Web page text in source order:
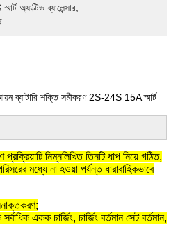
অ্যাক্টিভ ব্যালেন্সার
ব্যাটারি শক্তি সমীকরণ 2S-24S 15A স্মার্ট
নিম্নলিখিত তিনটি ধাপ নিয়ে গঠিত,
মধ্যে না হওয়া পর্যন্ত ধারাবাহিকভাবে
একক চার্জিং, চার্জিং বর্তমান সেট বর্তমান,